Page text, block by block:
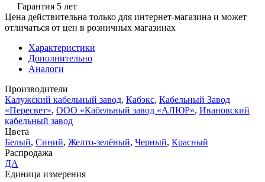
Гарантия 5 лет
Цена действительна только для интернет-магазина и может
отличаться от цен в розничных магазинах
Характеристики
Дополнительно
Аналоги
Производители
Калужский кабельный завод, Кабэкс, Кабельный Завод
«Пересвет», ООО «Кабельный завод «АЛЮР», Ивановский
кабельный завод
Цвета
Белый, Синий, Желто-зелёный, Черный, Красный
Распродажа
ДА
Единица измерения